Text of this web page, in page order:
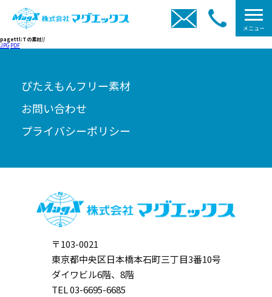
メニュー
pagettl:Tの素材//
JPG PDF
ぴたえもんフリー素材
お問い合わせ
プライバシーポリシー
〒103-0021
東京都中央区日本橋本石町三丁目3番10号
ダイワビル6階、8階
TEL 03-6695-6685